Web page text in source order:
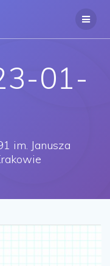
01-
im. Janusza